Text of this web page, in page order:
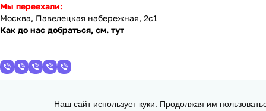
Мы переехали:
Москва, Павелецкая набережная, 2с1
Как до нас добраться, см. тут
2013 - 2026 © 3DiY (Тридиай) - интернет-магазин комплектующих
Наш сайт использует куки. Продолжая им